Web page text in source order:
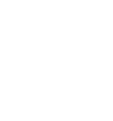
lee
documento.